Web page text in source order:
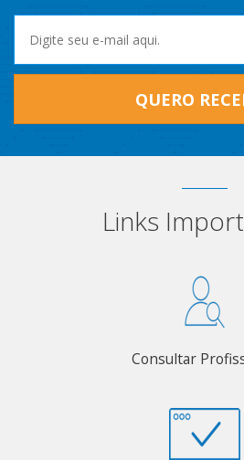
QUERO
Links
Consultar